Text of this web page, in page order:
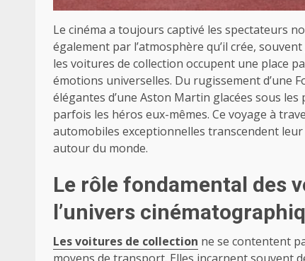
Le cinéma a toujours captivé les spectateurs
également par l’atmosphère qu’il crée,
les voitures de collection occupent une place
émotions universelles. Du rugissement d’une
élégantes d’une Aston Martin glacées sous
parfois les héros eux-mêmes. Ce voyage à
automobiles exceptionnelles transcendent
autour du monde.
Le rôle fondamental des
l’univers
Les voitures de collection ne se contentent